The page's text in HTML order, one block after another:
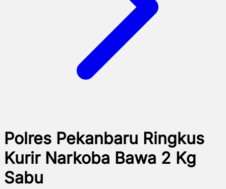
Polres Pekanbaru Ringkus
Kurir Narkoba Bawa 2 Kg
Sabu